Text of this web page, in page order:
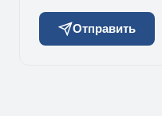
Отправить